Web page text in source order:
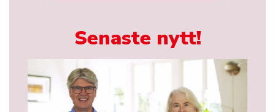
Senaste nytt!